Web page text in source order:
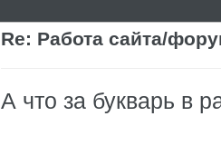
Re: Работа сайта/
А что за букварь в